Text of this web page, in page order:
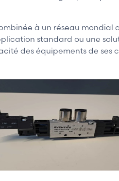
à un réseau
standard ou une
des équipements de ses